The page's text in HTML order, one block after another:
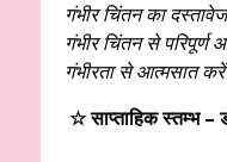
गंभीर चिंतन का
गंभीर चिंतन से
गंभीरता से आत्मसात
☆ साप्ताहिक स्तम्भ –